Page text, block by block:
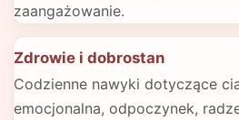
zaangażowanie.
Zdrowie i dobrostan
Codzienne nawyki dotyczące
emocjonalna, odpoczynek,